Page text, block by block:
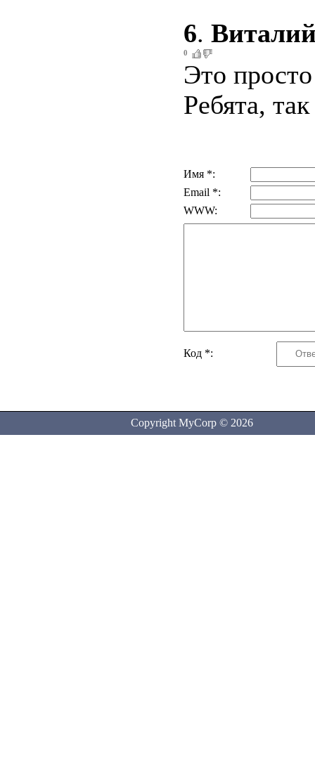
6.
0
Это
Ребята,
Имя *:
Email *:
WWW:
Код *:
Copyright MyCorp © 2026